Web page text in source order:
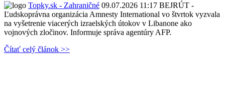
Topky.sk - Zahraničné 09.07.2026 11:17 BEJRÚT -
Ľudskoprávna organizácia Amnesty International vo štvrtok vyzvala
na vyšetrenie viacerých izraelských útokov v Libanone ako
vojnových zločinov. Informuje správa agentúry AFP.
Čítať celý článok >>